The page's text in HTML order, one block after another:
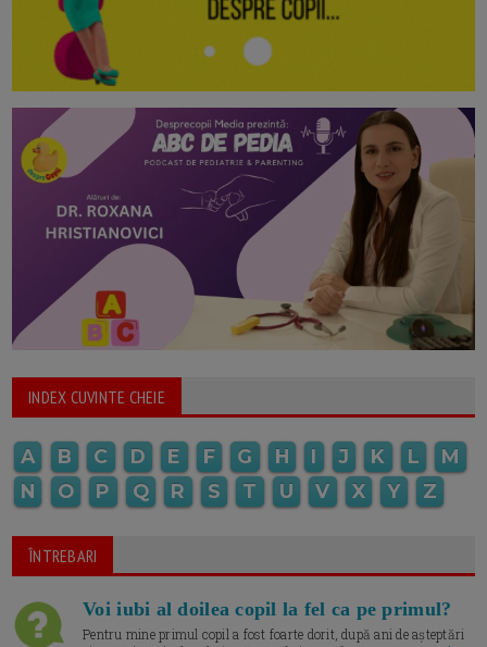
INDEX CUVINTE CHEIE
A B C D E F G H I J K L
M
N
O P Q R S T U V X Y Z
ÎNTREBARI
Voi iubi al doilea copil la fel ca pe primul?
Pentru mine primul copil a fost foarte dorit, după ani de așteptări